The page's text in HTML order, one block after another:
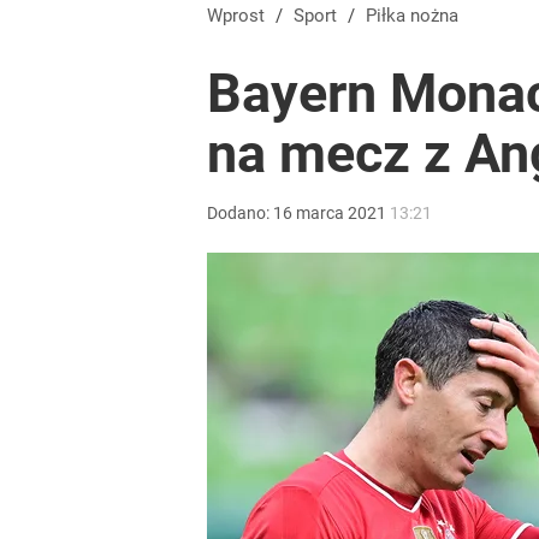
Świetne wieści dla kibiców sportu w Polsce!
Nawrocki ma szansę na drugą kadencję? Tak
Farmacja: wzrost pod presją. co czeka branżę do
Wprost / Sport / Piłka nożna
Bayern
na mecz z
Dodano: 16 marca 2021 13:21